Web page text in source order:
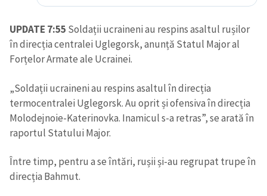
UPDATE 7:55 Soldații ucraineni au respins asaltul rușilor
în direcția centralei Uglegorsk, anunță Statul Major al
Forțelor Armate ale Ucrainei.
„Soldații ucraineni au respins asaltul în direcția
termocentralei Uglegorsk. Au oprit și ofensiva în direcția
Molodejnoie-Katerinovka. Inamicul s-a retras”, se arată în
raportul Statului Major.
Între timp, pentru a se întări, rușii și-au regrupat trupe în
direcția Bahmut.